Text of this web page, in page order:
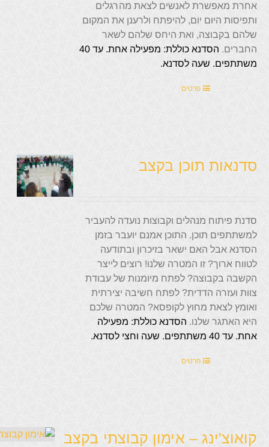
אחרת מאפשרת לאנשים לצאת מהרגלים
ותפיסות היום יום, להיפתח ולרענן את המקום
שלהם בקבוצה, ואת היחס שלהם לשאר
החברים. הסדנא כוללת: מפעילה אחת.
עד 40
משתתפים. שעה לסדנא.
פרטים
סדנאות תוכן בקצב
סדנת פיתוח מנהלים וקבוצות נועדה להעביר
למשתתפים תוכן. התוכן אמנם יועבר בזמן
הסדנא אבל האם ישאר בזיכרון ובתודעה
לטווח ארוך? זו המטרה שלנו! רוצים לייצר
הקשבה בקבוצה? לפתח מיומנות של עבודת
צוות ועזרה הדדית? לפתח חשיבה יצירתית
ואומץ לצאת מחוץ לקופסא? המטרה שלכם
היא האתגר שלנו. הסדנא כוללת: מפעילה
אחת. עד 40 משתתפים. שעה וחצי לסדנא.
פרטים
קואוצ'ינג – אימון קבוצתי בקצב